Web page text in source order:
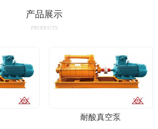
产品展示
PRODUCTS
耐酸真空泵